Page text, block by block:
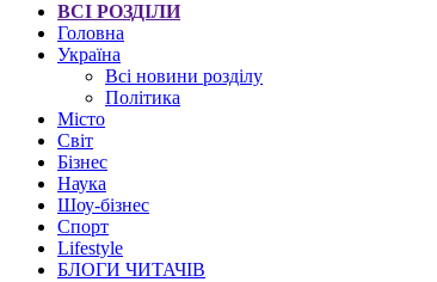
ВСІ РОЗДІЛИ
Головна
Україна
Всі новини розділу
Політика
Місто
Світ
Бізнес
Наука
Шоу-бізнес
Спорт
Lifestyle
БЛОГИ ЧИТАЧІВ